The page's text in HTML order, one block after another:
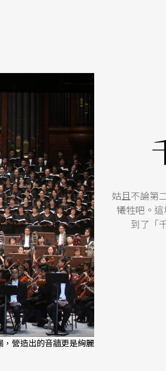
營造出的音牆更是絢麗
姑且不論第
犧牲吧。
到了「